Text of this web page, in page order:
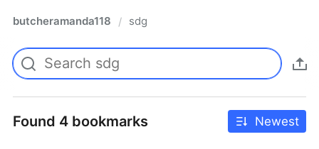
butcheramanda118 / sdg
Found 4 bookmarks Newest